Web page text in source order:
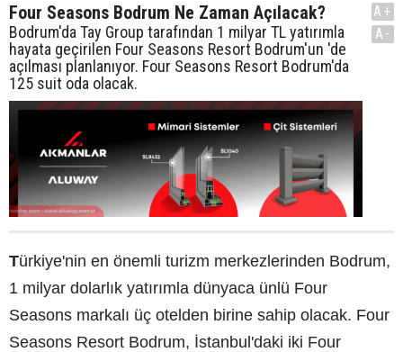
Four Seasons Bodrum Ne Zaman Açılacak?
Bodrum'da Tay Group tarafından 1 milyar TL yatırımla
hayata geçirilen Four Seasons Resort Bodrum'un 'de
açılması planlanıyor. Four Seasons Resort Bodrum'da
125 suit oda olacak.
A+
A-
Türkiye'nin en önemli turizm merkezlerinden Bodrum,
1 milyar dolarlık yatırımla dünyaca ünlü Four
Seasons markalı üç otelden birine sahip olacak. Four
Seasons Resort Bodrum, İstanbul'daki iki Four